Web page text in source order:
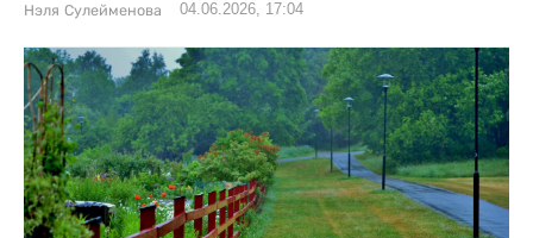
Нэля Сулейменова 04.06.2026, 17:04